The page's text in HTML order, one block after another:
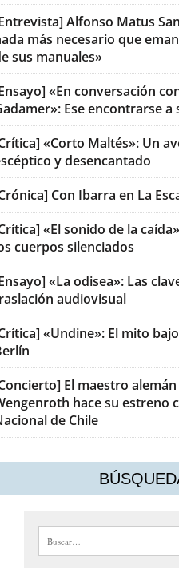
Alfonso Matus
más necesario que
sus manuales»
«En conversación
Ese encontrarse a
«Corto Maltés»: Un
y desencantado
Con Ibarra en La
«El sonido de la
cuerpos silenciados
«La odisea»: Las
audiovisual
«Undine»: El mito
El maestro
hace su estreno
de Chile
Buscar: